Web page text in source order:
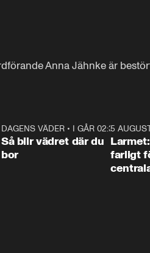
Anna Jähnke är
1:06
DAGENS VÄDER• I GÅR 02:30
Så blir vädret där du
bor
5
farligt